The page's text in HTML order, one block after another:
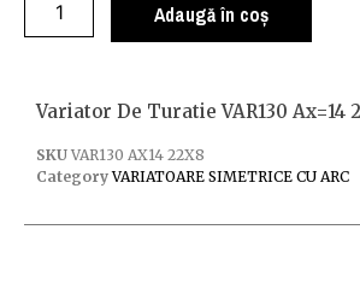
Adaugă în coș
Variator De Turatie VAR130 Ax=14
SKU VAR130 AX14 22X8
Category VARIATOARE SIMETRICE CU ARC